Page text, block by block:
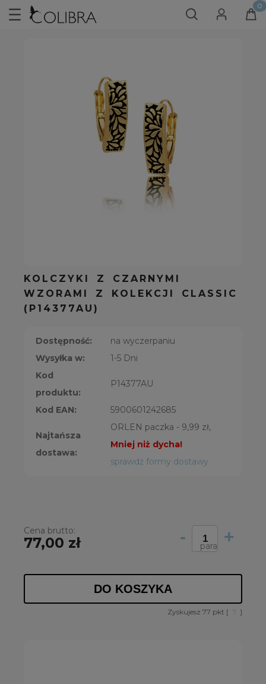
KOLCZYKI Z CZARNYMI
WZORAMI Z KOLEKCJI CLASSIC
(P14377AU)
Dostępność:
na wyczerpaniu
Wysyłka w:
1-5 Dni
Kod
produktu:
P14377AU
Kod EAN: 5900601242685
Najtańsza
dostawa:
ORLEN paczka - 9,99 zł,
Mniej niż dycha!
sprawdź formy dostawy
Cena brutto:
77,00 zł - +
para
DO KOSZYKA
Zyskujesz 77 pkt [ ? ]